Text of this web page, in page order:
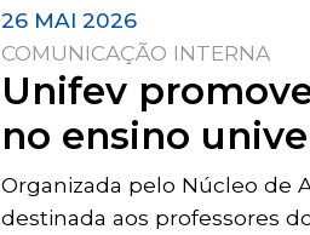
26 MAI 2026
COMUNICAÇÃO INTERNA
Unifev
no ensino
Organizada pelo Núcleo de
destinada aos professores